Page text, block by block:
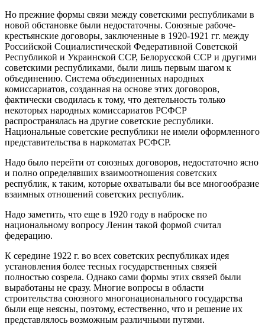
Но прежние формы связи между советскими республиками в
новой обстановке были недостаточны. Союзные рабоче-
крестьянские договоры, заключенные в 1920-1921 гг. между
Российской Социалистической Федеративной Советской
Республикой и Украинской ССР, Белорусской ССР и другими
советскими республиками, были лишь первым шагом к
объединению. Система объединенных народных
комиссариатов, созданная на основе этих договоров,
фактически сводилась к тому, что деятельность только
некоторых народных комиссариатов РСФСР
распространялась на другие советские республики.
Национальные советские республики не имели оформленного
представительства в наркоматах РСФСР.
Надо было перейти от союзных договоров, недостаточно ясно
и полно определявших взаимоотношения советских
республик, к таким, которые охватывали бы все многообразие
взаимных отношений советских республик.
Надо заметить, что еще в 1920 году в наброске по
национальному вопросу Ленин такой формой считал
федерацию.
К середине 1922 г. во всех советских республиках идея
установления более тесных государственных связей
полностью созрела. Однако сами формы этих связей были
выработаны не сразу. Многие вопросы в области
строительства союзного многонационального государства
были еще неясны, поэтому, естественно, что и решение их
представлялось возможным различными путями.